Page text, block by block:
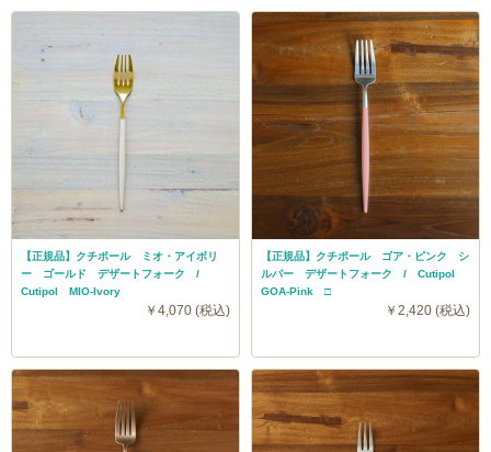
【正規品】クチポール ミオ・アイボリ
ー ゴールド デザートフォーク /
Cutipol MIO-Ivory
￥4,070 (税込)
【正規品】クチポール ゴア・ピンク シ
ルバー デザートフォーク / Cutipol
GOA-Pink □
￥2,420 (税込)